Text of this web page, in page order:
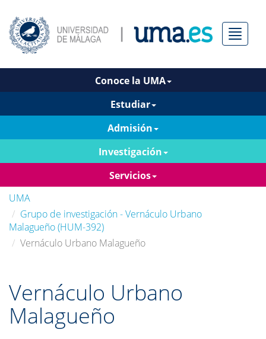
Menú
Conoce la UMA
Estudiar
Admisión
Investigación
Servicios
UMA
Grupo de investigación - Vernáculo Urbano
Malagueño (HUM-392)
Vernáculo Urbano Malagueño
Vernáculo Urbano
Malagueño